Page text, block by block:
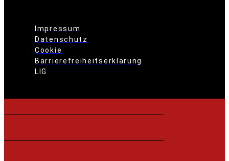
Impressum
Datenschutz
Cookie
Barrierefreiheitserklärung
LIG